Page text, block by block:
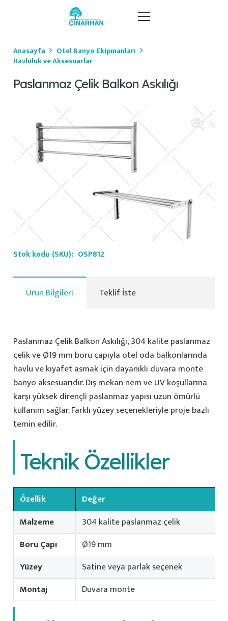
Anasayfa
Otel Banyo Ekipmanları
Havluluk ve Aksesuarlar
Paslanmaz Çelik Balkon Askılığı
Stok kodu (SKU): OSP812
Ürün Bilgileri Teklif İste
Paslanmaz Çelik Balkon Askılığı, 304 kalite paslanmaz
çelik ve Ø19 mm boru çapıyla otel oda balkonlarında
havlu ve kıyafet asmak için dayanıklı duvara monte
banyo aksesuarıdır. Dış mekan nem ve UV koşullarına
karşı yüksek dirençli paslanmaz yapısı uzun ömürlü
kullanım sağlar. Farklı yüzey seçenekleriyle proje bazlı
temin edilir.
Teknik Özellikler
Özellik
Değer
Malzeme
304 kalite paslanmaz çelik
Boru Çapı
Ø19 mm
Yüzey
Satine veya parlak seçenek
Montaj
Duvara monte